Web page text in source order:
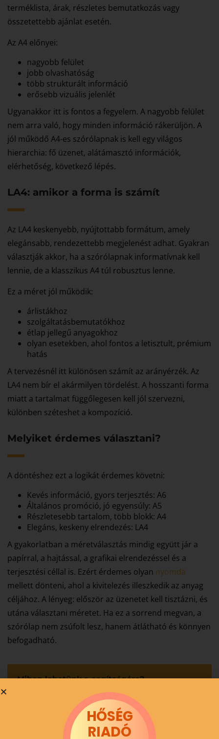
terméklista, árak, részletes bemutatkozás vagy
összetettebb ajánlat esetén.
Az A4 előnyei:
nagyobb felület
jobb olvashatóság
több strukturált információ
erősebb vizuális jelenlét
Ugyanakkor itt is fontos a fegyelem. A nagyobb felület
nem arra való, hogy minden információ rákerüljön. A
jól működő A4-es szórólapnak is kell egy világos
hierarchia: fő üzenet, alátámasztó információk,
elérhetőség, következő lépés.
LA4: amikor a forma is számít
Az LA4 keskenyebb, nyújtottabb formátum, amely
elegánsabb, rendezettebb megjelenést adhat. Gyakran
választják akkor, ha a szórólapnak informatívnak kell
lennie, de a klasszikus A4 túl robusztus lenne.
Ez a méret jól működik:
árlistákhoz
szolgáltatásbemutatókhoz
étlap jellegű anyagokhoz
olyan esetekben, ahol fontos a letisztult, prémium
hatás
A tervezésnél itt különösen számít az arányérzék. Az
LA4 nem bír el akármilyen tördelést. A hosszanti forma
miatt a tartalmat függőlegesen kell jól szervezni,
különben széteshet a kompozíció.
Melyiket érdemes választani?
A döntéshez ezt a logikát érdemes követni:
Kevés információ, gyors terjesztés: A6
Általános promóció, jó egyensúly: A5
Részletesebb tartalom, több blokk: A4
Elegáns, keskeny elrendezés: LA4
A gyakorlatban a méretválasztás mindig együtt jár a
papírral, a hajtással, a grafikai elrendezéssel és a
terjesztési céllal is. Ezért érdemes olyan nyomda
mellett dönteni, ahol a kivitelezés illeszkedik az anyag
céljához. A lényeg: először az üzenetet kell tisztázni, és
utána választani méretet. Ha ez a sorrend megvan, a
szórólap nem zsúfolt lesz, hanem átlátható és könnyen
befogadható.
Miben lehetünk a segítségére?
Vegye fel velünk a kapcsolatot, és mi biztosan
megtaláljuk az önnek leginkább megfelelő
nyomdai megoldásokat.HŐSÉG
RIADÓ